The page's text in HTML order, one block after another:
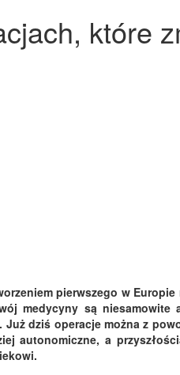
które
pierwszego w
medycyny są niesamowite
dziś operacje można z
autonomiczne, a